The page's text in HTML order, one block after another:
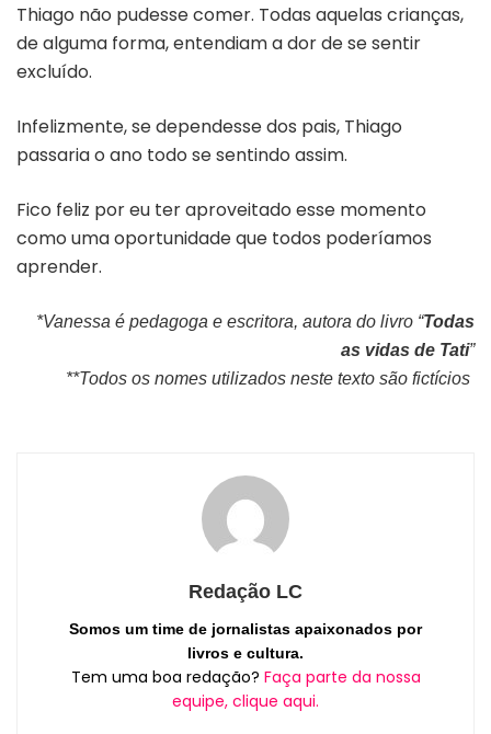
Thiago não pudesse comer. Todas aquelas crianças,
de alguma forma, entendiam a dor de se sentir
excluído.
Infelizmente, se dependesse dos pais, Thiago
passaria o ano todo se sentindo assim.
Fico feliz por eu ter aproveitado esse momento
como uma oportunidade que todos poderíamos
aprender.
*Vanessa é pedagoga e escritora, autora do livro “Todas
as vidas de Tati”
**Todos os nomes utilizados neste texto são fictícios
Redação LC
Somos um time de jornalistas apaixonados por
livros e cultura.
Tem uma boa redação? Faça parte da nossa
equipe, clique aqui.